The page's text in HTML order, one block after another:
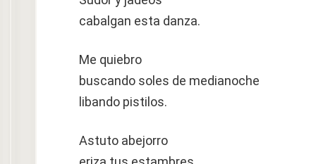
cabalgan esta danza.
Me quiebro
buscando soles de medianoche
libando pistilos.
Astuto abejorro